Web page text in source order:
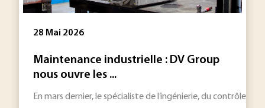
28 Mai 2026
Maintenance industrielle : DV Group
nous ouvre les ...
En mars dernier, le spécialiste de l’ingénierie, du contrôle et